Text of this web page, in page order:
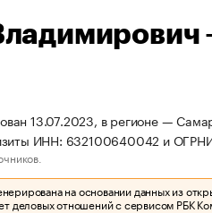
13.07.2023, в регионе —
ИНН: 632100640042 и
на основании данных из
деловых отношений с сервисом РБК